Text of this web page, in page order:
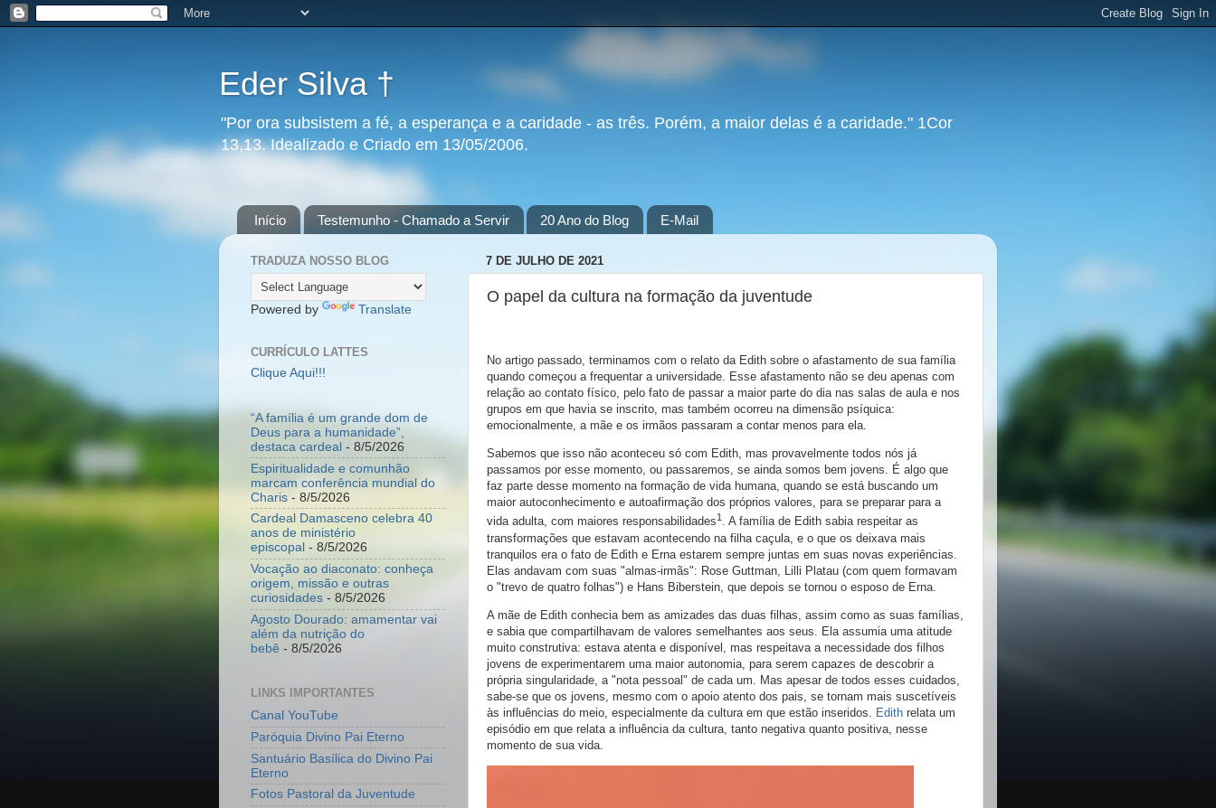
Eder Silva †
"Por ora subsistem a fé, a esperança e a caridade - as três. Porém, a maior delas é a caridade." 1Cor
13,13. Idealizado e Criado em 13/05/2006.
Início Testemunho - Chamado a Servir 20 Ano do Blog E-Mail
7 DE JULHO DE 2021
O papel da cultura na formação da juventude
No artigo passado, terminamos com o relato da Edith sobre o afastamento de sua família
quando começou a frequentar a universidade. Esse afastamento não se deu apenas com
relação ao contato físico, pelo fato de passar a maior parte do dia nas salas de aula e nos
grupos em que havia se inscrito, mas também ocorreu na dimensão psíquica:
emocionalmente, a mãe e os irmãos passaram a contar menos para ela.
Sabemos que isso não aconteceu só com Edith, mas provavelmente todos nós já
passamos por esse momento, ou passaremos, se ainda somos bem jovens. É algo que
faz parte desse momento na formação de vida humana, quando se está buscando um
maior autoconhecimento e autoafirmação dos próprios valores, para se preparar para a
vida adulta, com maiores responsabilidades1 . A família de Edith sabia respeitar as
transformações que estavam acontecendo na filha caçula, e o que os deixava mais
tranquilos era o fato de Edith e Erna estarem sempre juntas em suas novas experiências.
Elas andavam com suas "almas-irmãs": Rose Guttman, Lilli Platau (com quem formavam
o "trevo de quatro folhas") e Hans Biberstein, que depois se tornou o esposo de Erna.
A mãe de Edith conhecia bem as amizades das duas filhas, assim como as suas famílias,
e sabia que compartilhavam de valores semelhantes aos seus. Ela assumia uma atitude
muito construtiva: estava atenta e disponível, mas respeitava a necessidade dos filhos
jovens de experimentarem uma maior autonomia, para serem capazes de descobrir a
própria singularidade, a "nota pessoal" de cada um. Mas apesar de todos esses cuidados,
sabe-se que os jovens, mesmo com o apoio atento dos pais, se tornam mais suscetíveis
às influências do meio, especialmente da cultura em que estão inseridos. Edith relata um
episódio em que relata a influência da cultura, tanto negativa quanto positiva, nesse
momento de sua vida.
TRADUZA NOSSO BLOG
Powered by Translate
CURRÍCULO LATTES
Clique Aqui!!!
“A família é um grande dom de
Deus para a humanidade”,
destaca cardeal - 8/5/2026
Espiritualidade e comunhão
marcam conferência mundial do
Charis - 8/5/2026
Cardeal Damasceno celebra 40
anos de ministério
episcopal - 8/5/2026
Vocação ao diaconato: conheça
origem, missão e outras
curiosidades - 8/5/2026
Agosto Dourado: amamentar vai
além da nutrição do
bebê - 8/5/2026
LINKS IMPORTANTES
Canal YouTube
Paróquia Divino Pai Eterno
Santuário Basílica do Divino Pai
Eterno
Fotos Pastoral da Juventude